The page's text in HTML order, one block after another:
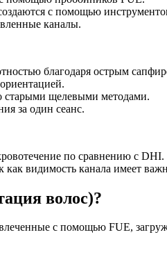
с помощью
каналы.
благодаря острым
старыми щелевыми методами.
за один сеанс.
по сравнению с DHI.
как видимость канала имеет
волос)?
с помощью FUE,